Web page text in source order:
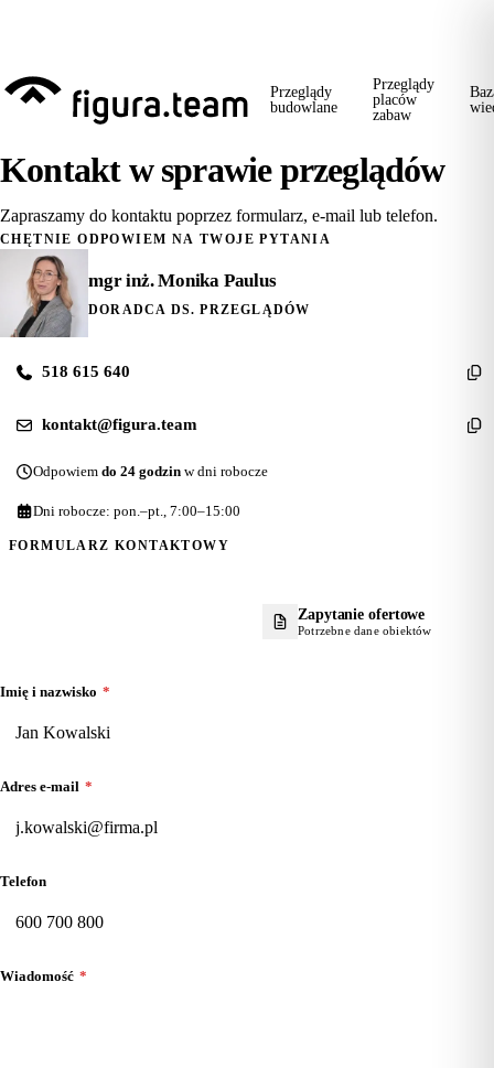
Przeglądy
budowlane
Przeglądy
placów
zabaw
Kontakt w sprawie przeglądów
Zapraszamy do kontaktu poprzez formularz, e-mail lub telefon.
CHĘTNIE ODPOWIEM NA TWOJE PYTANIA
mgr inż. Monika Paulus
DORADCA DS. PRZEGLĄDÓW
518 615 640
kontakt@figura.team
Odpowiem do 24 godzin w dni robocze
Dni robocze: pon.–pt., 7:00–15:00
FORMULARZ KONTAKTOWY
Zapytanie ofertowe
Potrzebne dane obiektów
Imię i nazwisko *
Adres e-mail *
Telefon
Wiadomość *